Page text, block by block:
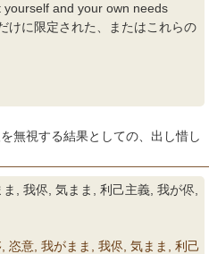
and your own needs
けに限定された、またはこれらの
無視する結果としての、出し惜し
, 我侭, 気まま, 利己主義, 我が侭,
恣意, 我がまま, 我侭, 気まま, 利己